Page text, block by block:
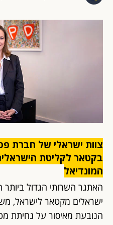
צוות ישראלי של חברת
בקטאר לקליטת
המונדיאל
האתגר השרותי הגדול ביותר
ישראלים מקטאר לישראל,
הנובעת מאיסור על נחיתת